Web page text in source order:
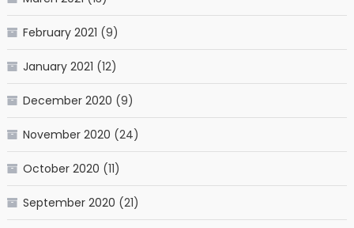
February 2021 (9)
January 2021 (12)
December 2020 (9)
November 2020 (24)
October 2020 (11)
September 2020 (21)